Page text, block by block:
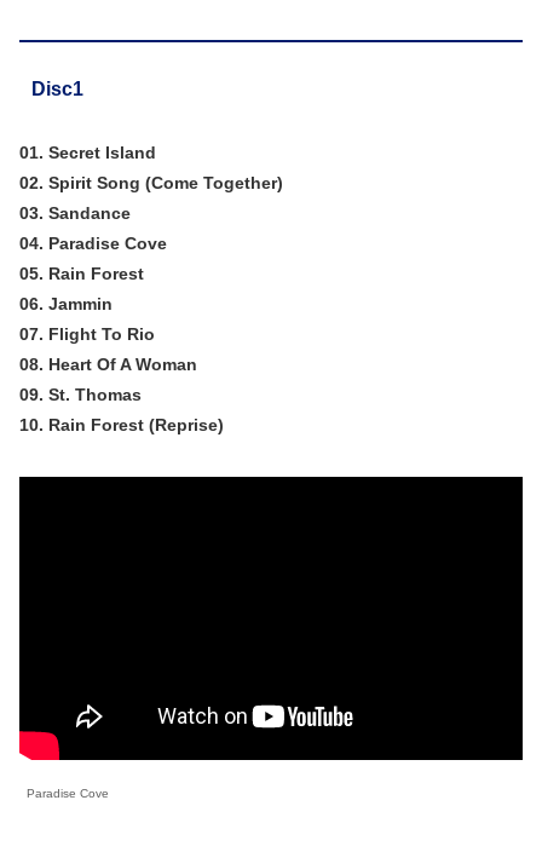
Disc1
01. Secret Island
02. Spirit Song (Come Together)
03. Sandance
04. Paradise Cove
05. Rain Forest
06. Jammin
07. Flight To Rio
08. Heart Of A Woman
09. St. Thomas
10. Rain Forest (Reprise)
Paradise Cove